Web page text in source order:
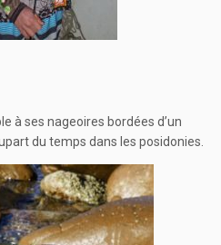
à ses nageoires bordées d’un
du temps dans les posidonies.